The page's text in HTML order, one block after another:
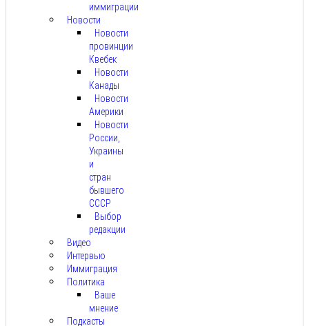
иммиграции
Новости
Новости
провинции
Квебек
Новости
Канады
Новости
Америки
Новости
России,
Украины
и
стран
бывшего
СССР
Выбор
редакции
Видео
Интервью
Иммиграция
Политика
Ваше
мнение
Подкасты